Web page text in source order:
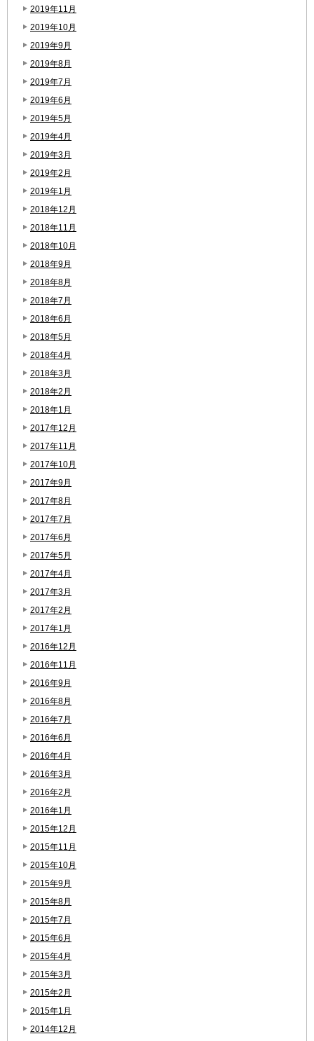
2019年11月
2019年10月
2019年9月
2019年8月
2019年7月
2019年6月
2019年5月
2019年4月
2019年3月
2019年2月
2019年1月
2018年12月
2018年11月
2018年10月
2018年9月
2018年8月
2018年7月
2018年6月
2018年5月
2018年4月
2018年3月
2018年2月
2018年1月
2017年12月
2017年11月
2017年10月
2017年9月
2017年8月
2017年7月
2017年6月
2017年5月
2017年4月
2017年3月
2017年2月
2017年1月
2016年12月
2016年11月
2016年9月
2016年8月
2016年7月
2016年6月
2016年4月
2016年3月
2016年2月
2016年1月
2015年12月
2015年11月
2015年10月
2015年9月
2015年8月
2015年7月
2015年6月
2015年4月
2015年3月
2015年2月
2015年1月
2014年12月